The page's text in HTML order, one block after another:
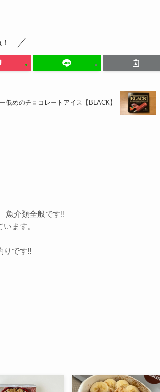
低めのチョコレートアイス【BLACK】
魚介類全般です!!
ます。
りです!!